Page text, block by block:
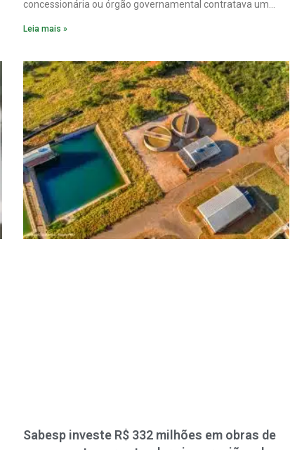
concessionária ou órgão governamental contratava um
Leia mais »
Sabesp investe R$ 332 milhões em obras de